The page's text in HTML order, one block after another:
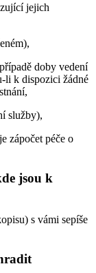
jejich
doby vedení
li k dispozici žádné
služby),
zápočet péče o
jsou k
s vámi sepíše